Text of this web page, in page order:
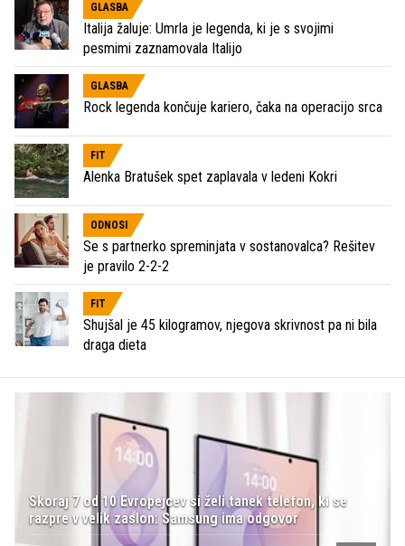
GLASBA
Italija žaluje: Umrla je legenda, ki je s svojimi
pesmimi zaznamovala Italijo
GLASBA
Rock legenda končuje kariero, čaka na operacijo srca
FIT
Alenka Bratušek spet zaplavala v ledeni Kokri
ODNOSI
Se s partnerko spreminjata v sostanovalca? Rešitev
je pravilo 2-2-2
FIT
Shujšal je 45 kilogramov, njegova skrivnost pa ni bila
draga dieta
Skoraj 7 od 10 Evropejcev si želi tanek telefon, ki se
razpre v velik zaslon: Samsung ima odgovor